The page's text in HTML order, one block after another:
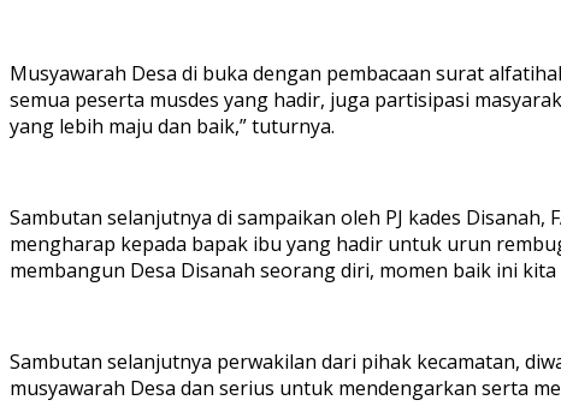
Musyawarah Desa di buka dengan pembacaan surat
semua peserta musdes yang hadir, juga partisipasi
yang lebih maju dan baik,” tuturnya.
Sambutan selanjutnya di sampaikan oleh PJ kades Disanah,
mengharap kepada bapak ibu yang hadir untuk urun
membangun Desa Disanah seorang diri, momen baik ini
Sambutan selanjutnya perwakilan dari pihak kecamatan,
musyawarah Desa dan serius untuk mendengarkan serta